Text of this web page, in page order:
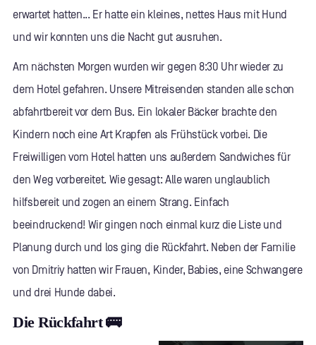
erwartet hatten... Er hatte ein kleines, nettes Haus mit Hund
und wir konnten uns die Nacht gut ausruhen.
Am nächsten Morgen wurden wir gegen 8:30 Uhr wieder zu
dem Hotel gefahren. Unsere Mitreisenden standen alle schon
abfahrtbereit vor dem Bus. Ein lokaler Bäcker brachte den
Kindern noch eine Art Krapfen als Frühstück vorbei. Die
Freiwilligen vom Hotel hatten uns außerdem Sandwiches für
den Weg vorbereitet. Wie gesagt: Alle waren unglaublich
hilfsbereit und zogen an einem Strang. Einfach
beeindruckend! Wir gingen noch einmal kurz die Liste und
Planung durch und los ging die Rückfahrt. Neben der Familie
von Dmitriy hatten wir Frauen, Kinder, Babies, eine Schwangere
und drei Hunde dabei.
Die Rückfahrt 🚌